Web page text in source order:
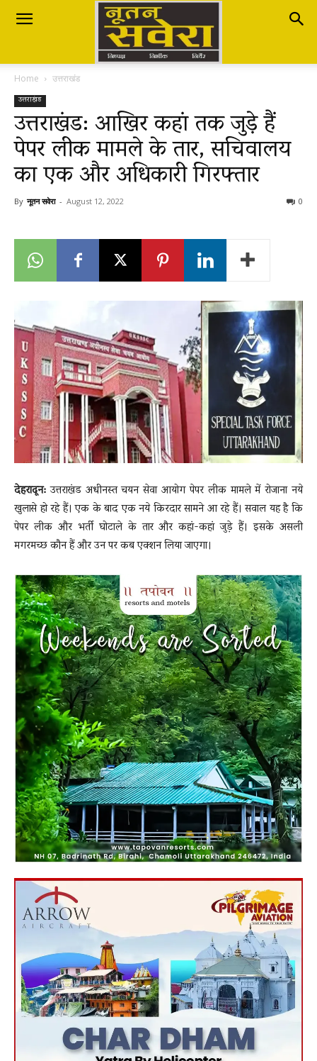
Nutan
Savera
नूतन
सवेरा
News
LIVE
Home उत्तराखंड
उत्तराखंड
उत्तराखंड: आखिर कहां तक जुड़े हैं
पेपर लीक मामले के तार, सचिवालय
का एक और अधिकारी गिरफ्तार
By नूतन सवेरा - August 12, 2022 0
देहरादून:उत्तराखंड अधीनस्त चयन सेवा आयोग पेपर लीक मामले में रोजाना नये
खुलासे हो रहे हैं। एक के बाद एक नये किरदार सामने आ रहे हैं। सवाल यह है कि
पेपर लीक और भर्ती घोटाले के तार और कहां-कहां जुड़े हैं। इसके असली
मगरमच्छ कौन हैं और उन पर कब एक्शन लिया जाएगा।